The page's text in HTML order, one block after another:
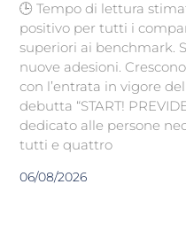
🕒 Tempo di lettura
positivo per tutti i
superiori ai benchmark.
nuove adesioni.
con l’entrata in vigore
debutta “START!
dedicato alle persone
tutti e quattro
06/08/2026